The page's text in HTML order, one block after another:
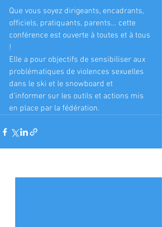
Que vous soyez dirigeants, encadrants,
officiels, pratiquants, parents… cette
conférence est ouverte à toutes et à tous
!
Elle a pour objectifs de sensibiliser aux
problématiques de violences sexuelles
dans le ski et le snowboard et
d’informer sur les outils et actions mis
en place par la fédération.